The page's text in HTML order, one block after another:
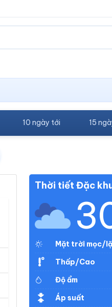
10 ngày tới 15
Thời tiết Đặc
Mặt trời mọc/
Thấp/Cao
Độ ẩm
Áp suất